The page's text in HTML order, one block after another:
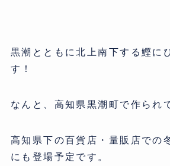
黒潮とともに北上南下する鰹に
す！
なんと、高知県黒潮町で作られ
高知県下の百貨店・量販店での
にも登場予定です。